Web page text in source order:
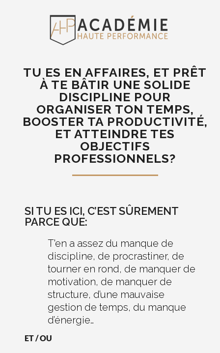
TU ES EN AFFAIRES, ET PRÊT
À TE BÂTIR UNE SOLIDE
DISCIPLINE POUR
ORGANISER TON TEMPS,
BOOSTER TA PRODUCTIVITÉ,
ET ATTEINDRE TES
OBJECTIFS
PROFESSIONNELS?
SI TU ES ICI, C’EST SÛREMENT
PARCE QUE:
T'en a assez du manque de
discipline, de procrastiner, de
tourner en rond, de manquer de
motivation, de manquer de
structure, d’une mauvaise
gestion de temps, du manque
d’énergie…
ET / OU